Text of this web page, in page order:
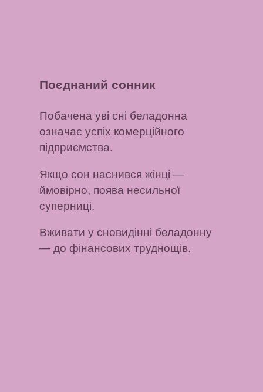
Поєднаний сонник
Побачена уві сні беладонна
означає успіх комерційного
підприємства.
Якщо сон наснився жінці —
ймовірно, поява несильної
суперниці.
Вживати у сновидінні беладонну
— до фінансових труднощів.